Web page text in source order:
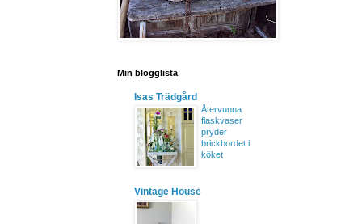
Min blogglista
Isas Trädgård
Återvunna
flaskvaser
pryder
brickbordet i
köket
Vintage House